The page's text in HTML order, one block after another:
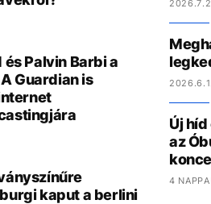
és Palvin Barbi a
Guardian is
kaput a berlini
Új
az
4